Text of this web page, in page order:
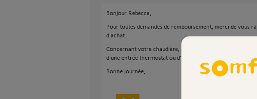
Bonjour Rebecca,
Pour toutes demandes de remboursement, merci de vous
d'achat.
Concernant votre chaudière, pourriez-vous m'indiquer si
d'une entrée thermostat ou d'un circulateur ?
Bonne journée,